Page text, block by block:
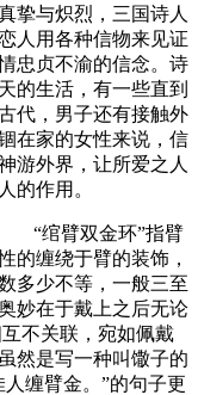
挚与炽烈，三国诗人
人用各种信物来见证
忠贞不渝的信念。诗
的生活，有一些直到
代，男子还有接触外
在家的女性来说，信
游外界，让所爱之人
的作用。
“绾臂双金环”指臂
的缠绕于臂的装饰，
多少不等，一般三至
妙在于戴上之后无论
不关联，宛如佩戴
然是写一种叫馓子的
缠臂金。”的句子更